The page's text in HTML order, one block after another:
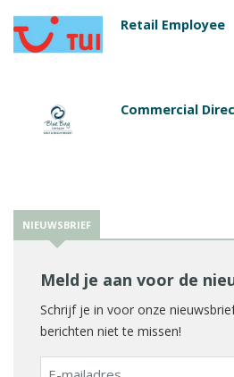
Retail Employee
Commercial
NIEUWSBRIEF
Meld je aan voor de
Schrijf je in voor onze
berichten niet te missen!
E-